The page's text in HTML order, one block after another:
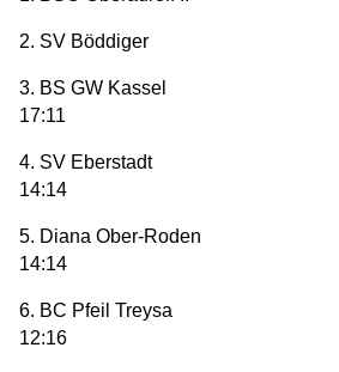
2. SV Böddiger
3. BS GW
17:11
4. SV
14:14
5. Diana Ober-
14:14
6. BC Pfeil
12:16